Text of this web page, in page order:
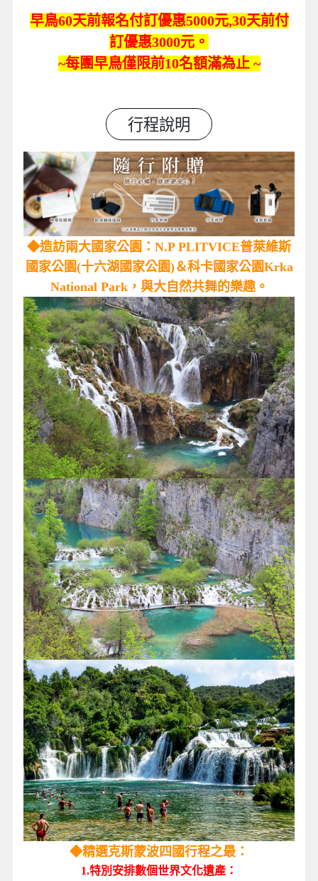
早鳥60天前報名付訂優惠5000元,30天前付
訂優惠3000元。
~每團早鳥僅限前10名額滿為止 ~
行程說明
◆造訪兩大國家公園：N.P PLITVICE普萊維斯
國家公園(十六湖國家公園)＆科卡國家公園Krka
National Park，與大自然共舞的樂趣。
◆精選克斯蒙波四國行程之最：
1.特別安排數個世界文化遺產：